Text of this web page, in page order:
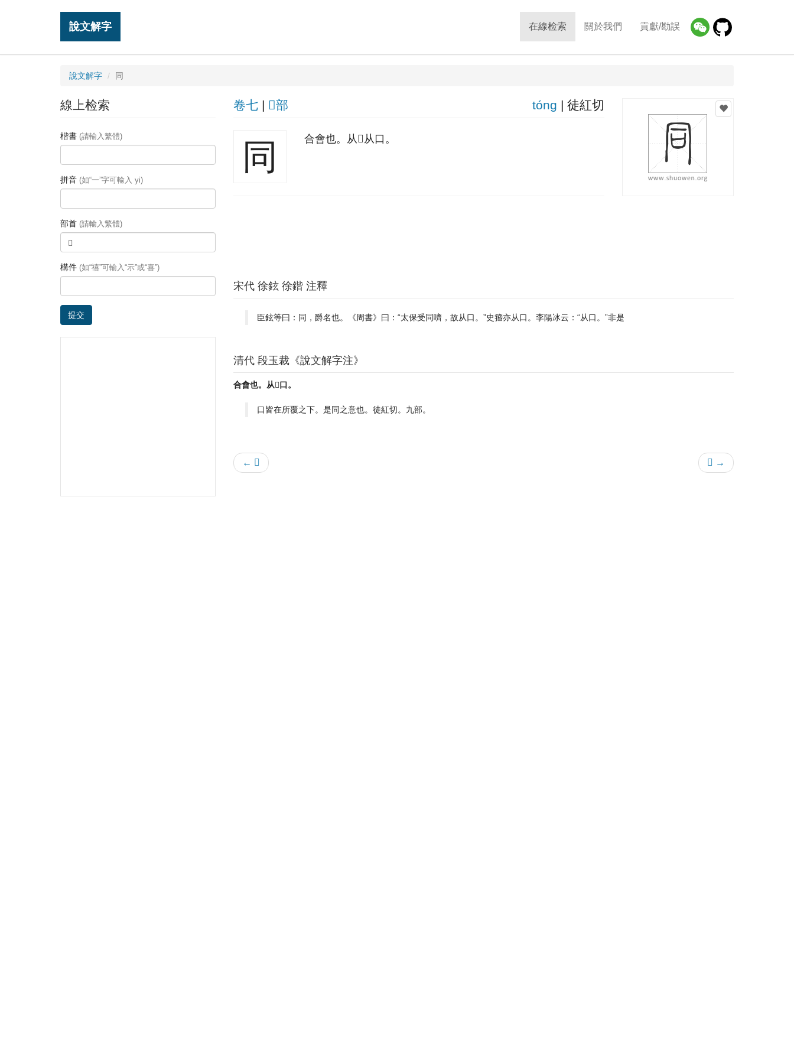
說文解字 在線检索 關於我們 貢獻/勘誤
說文解字 同
卷七| 𠔼部 tónɡ | 徒紅切
同 合會也。从𠔼从口。
宋代 徐鉉 徐鍇 注釋
臣鉉等曰：同，爵名也。《周書》曰：“太保受同嚌，故从口。”史籀亦从口。李陽冰云：“从口。”非是
清代 段玉裁《說文解字注》
合會也。从𠔼口。
口皆在所覆之下。是同之意也。徒紅切。九部。
← 𠔼 𡉉 →
線上检索
楷書 (請輸入繁體)
拼音 (如“一”字可輸入 yi)
部首 (請輸入繁體)
構件 (如“禧”可輸入“示”或“喜”)
提交